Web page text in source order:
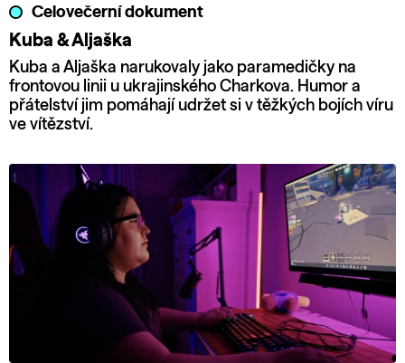
Celovečerní dokument
Kuba & Aljaška
Kuba a Aljaška narukovaly jako paramedičky na
frontovou linii u ukrajinského Charkova. Humor a
přátelství jim pomáhají udržet si v těžkých bojích víru
ve vítězství.